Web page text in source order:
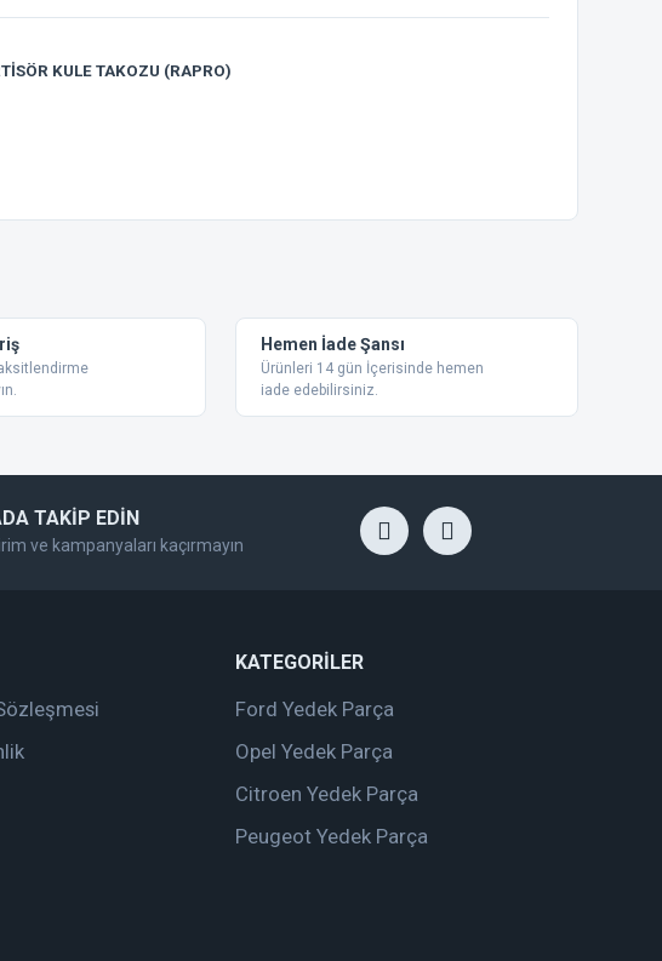
KULE TAKOZU (RAPRO)
Hemen İade Şansı
Ürünleri 14 gün İçerisinde hemen
iade edebilirsiniz.
TAKİP EDİN
ve kampanyaları kaçırmayın
KATEGORİLER
Ford Yedek Parça
Opel Yedek Parça
Citroen Yedek Parça
Peugeot Yedek Parça